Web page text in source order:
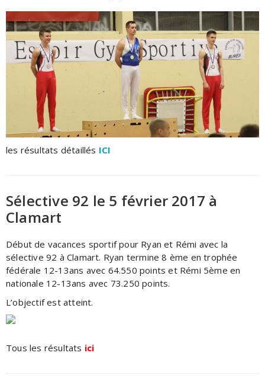
les résultats détaillés ICI
Sélective 92 le 5 février 2017 à
Clamart
Début de vacances sportif pour Ryan et Rémi avec la
sélective 92 à Clamart. Ryan termine 8 ème en trophée
fédérale 12-13ans avec 64.550 points et Rémi 5ème en
nationale 12-13ans avec 73.250 points.
L’objectif est atteint.
Tous les résultats ici